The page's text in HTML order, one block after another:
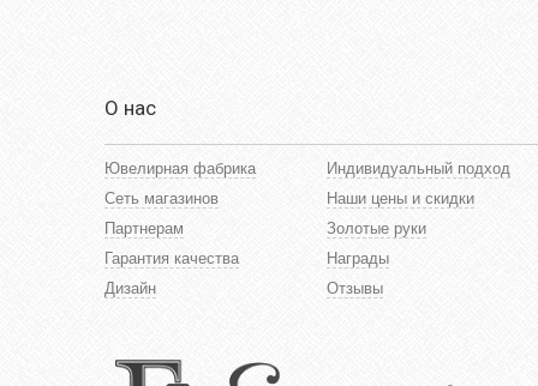
О нас
Ювелирная фабрика
Сеть магазинов
Партнерам
Гарантия качества
Дизайн
Индивидуальный подход
Наши цены и скидки
Золотые руки
Награды
Отзывы